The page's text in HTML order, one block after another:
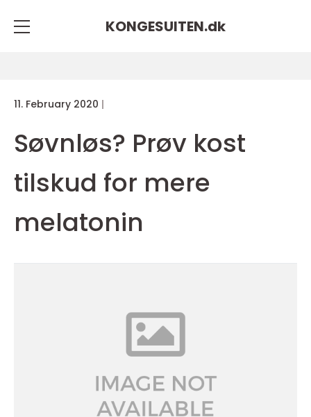
KONGESUITEN.dk
11. February 2020
Søvnløs? Prøv kost
tilskud for mere
melatonin